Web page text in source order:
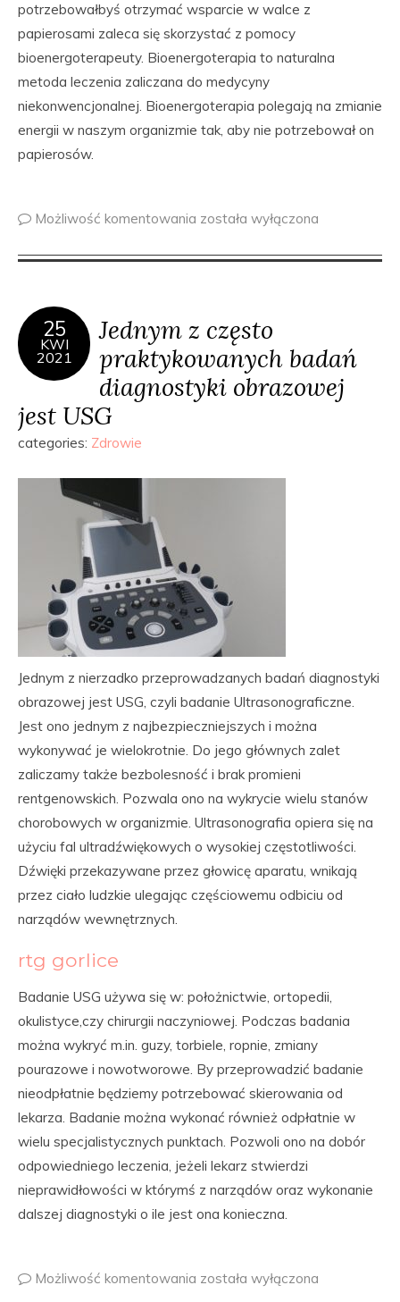
potrzebowałbyś otrzymać wsparcie w walce z
papierosami zaleca się skorzystać z pomocy
bioenergoterapeuty. Bioenergoterapia to naturalna
metoda leczenia zaliczana do medycyny
niekonwencjonalnej. Bioenergoterapia polegają na zmianie
energii w naszym organizmie tak, aby nie potrzebował on
papierosów.
Możliwość komentowania została wyłączona
25
KWI
2021
Jednym z często
praktykowanych badań
diagnostyki obrazowej
jest USG
categories: Zdrowie
Jednym z nierzadko przeprowadzanych badań diagnostyki
obrazowej jest USG, czyli badanie Ultrasonograficzne.
Jest ono jednym z najbezpieczniejszych i można
wykonywać je wielokrotnie. Do jego głównych zalet
zaliczamy także bezbolesność i brak promieni
rentgenowskich. Pozwala ono na wykrycie wielu stanów
chorobowych w organizmie. Ultrasonografia opiera się na
użyciu fal ultradźwiękowych o wysokiej częstotliwości.
Dźwięki przekazywane przez głowicę aparatu, wnikają
przez ciało ludzkie ulegając częściowemu odbiciu od
narządów wewnętrznych.
rtg gorlice
Badanie USG używa się w: położnictwie, ortopedii,
okulistyce,czy chirurgii naczyniowej. Podczas badania
można wykryć m.in. guzy, torbiele, ropnie, zmiany
pourazowe i nowotworowe. By przeprowadzić badanie
nieodpłatnie będziemy potrzebować skierowania od
lekarza. Badanie można wykonać również odpłatnie w
wielu specjalistycznych punktach. Pozwoli ono na dobór
odpowiedniego leczenia, jeżeli lekarz stwierdzi
nieprawidłowości w którymś z narządów oraz wykonanie
dalszej diagnostyki o ile jest ona konieczna.
Możliwość komentowania została wyłączona